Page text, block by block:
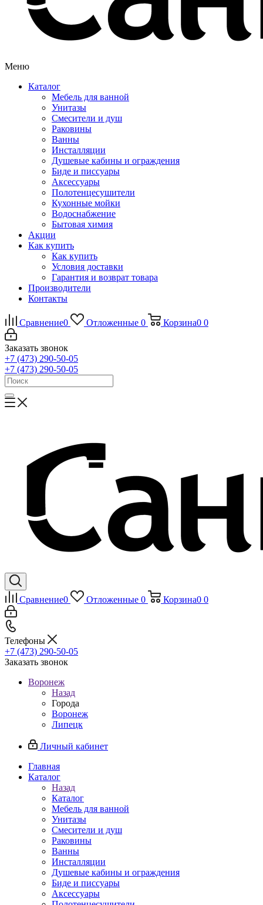
Меню
Каталог
Мебель для ванной
Унитазы
Смесители и душ
Раковины
Ванны
Инсталляции
Душевые кабины и ограждения
Биде и писсуары
Аксессуары
Полотенцесушители
Кухонные мойки
Водоснабжение
Бытовая химия
Акции
Как купить
Как купить
Условия доставки
Гарантия и возврат товара
Производители
Контакты
Сравнение0 Отложенные 0 Корзина0 0
Заказать звонок
+7 (473) 290-50-05
+7 (473) 290-50-05
Сравнение0 Отложенные 0 Корзина0 0
Телефоны
+7 (473) 290-50-05
Заказать звонок
Воронеж
Назад
Города
Воронеж
Липецк
Личный кабинет
Главная
Каталог
Назад
Каталог
Мебель для ванной
Унитазы
Смесители и душ
Раковины
Ванны
Инсталляции
Душевые кабины и ограждения
Биде и писсуары
Аксессуары